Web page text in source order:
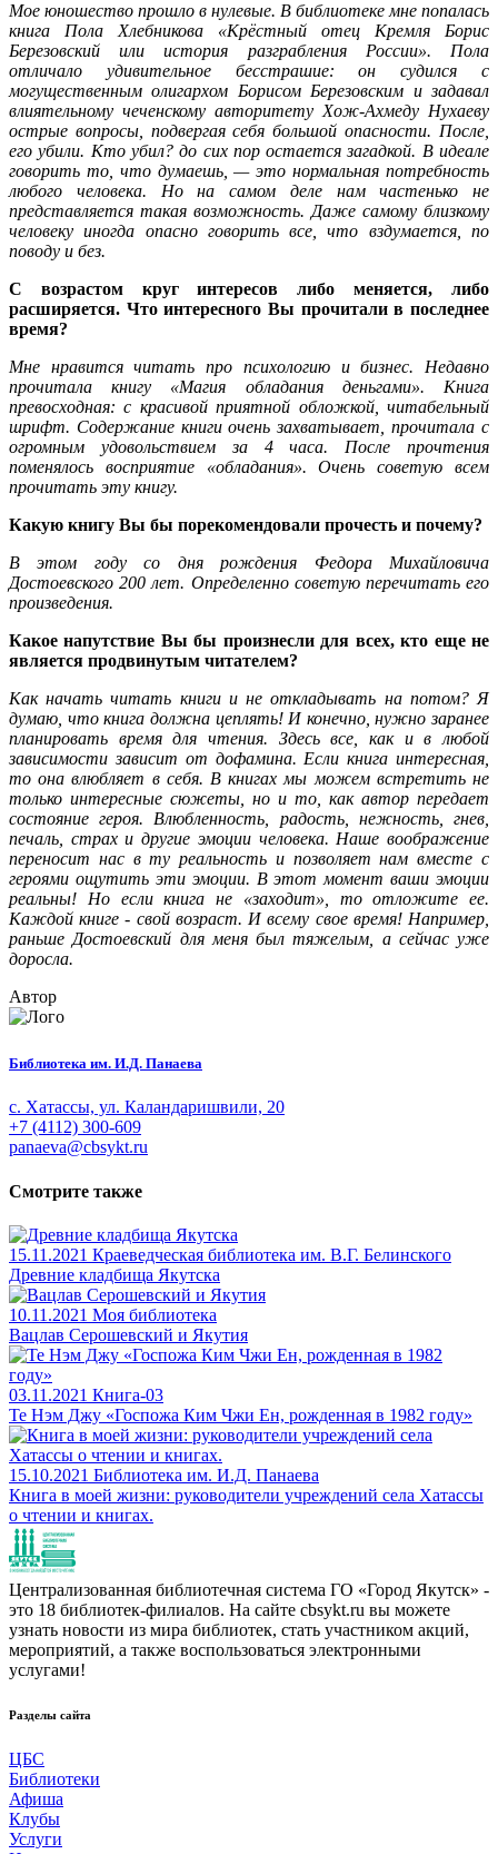
Мое юношество прошло в нулевые. В библиотеке мне попалась
книга Пола Хлебникова «Крёстный отец Кремля Борис
Березовский или история разграбления России». Пола
отличало удивительное бесстрашие: он судился с
могущественным олигархом Борисом Березовским и задавал
влиятельному чеченскому авторитету Хож-Ахмеду Нухаеву
острые вопросы, подвергая себя большой опасности. После,
его убили. Кто убил? до сих пор остается загадкой. В идеале
говорить то, что думаешь, — это нормальная потребность
любого человека. Но на самом деле нам частенько не
представляется такая возможность. Даже самому близкому
человеку иногда опасно говорить все, что вздумается, по
поводу и без.
С возрастом круг интересов либо меняется, либо
расширяется. Что интересного Вы прочитали в последнее
время?
Мне нравится читать про психологию и бизнес. Недавно
прочитала книгу «Магия обладания деньгами». Книга
превосходная: с красивой приятной обложкой, читабельный
шрифт. Содержание книги очень захватывает, прочитала с
огромным удовольствием за 4 часа. После прочтения
поменялось восприятие «обладания». Очень советую всем
прочитать эту книгу.
Какую книгу Вы бы порекомендовали прочесть и почему?
В этом году со дня рождения Федора Михайловича
Достоевского 200 лет. Определенно советую перечитать его
произведения.
Какое напутствие Вы бы произнесли для всех, кто еще не
является продвинутым читателем?
Как начать читать книги и не откладывать на потом? Я
думаю, что книга должна цеплять! И конечно, нужно заранее
планировать время для чтения. Здесь все, как и в любой
зависимости зависит от дофамина. Если книга интересная,
то она влюбляет в себя. В книгах мы можем встретить не
только интересные сюжеты, но и то, как автор передает
состояние героя. Влюбленность, радость, нежность, гнев,
печаль, страх и другие эмоции человека. Наше воображение
переносит нас в ту реальность и позволяет нам вместе с
героями ощутить эти эмоции. В этот момент ваши эмоции
реальны! Но если книга не «заходит», то отложите ее.
Каждой книге - свой возраст. И всему свое время! Например,
раньше Достоевский для меня был тяжелым, а сейчас уже
доросла.
Автор
Библиотека им. И.Д. Панаева
с. Хатассы, ул. Каландаришвили, 20
+7 (4112) 300-609
panaeva@cbsykt.ru
Смотрите также
15.11.2021 Краеведческая библиотека им. В.Г. Белинского
Древние кладбища Якутска
10.11.2021 Моя библиотека
Вацлав Серошевский и Якутия
03.11.2021 Книга-03
Те Нэм Джу «Госпожа Ким Чжи Ен, рожденная в 1982 году»
15.10.2021 Библиотека им. И.Д. Панаева
Книга в моей жизни: руководители учреждений села Хатассы
о чтении и книгах.
Централизованная библиотечная система ГО «Город Якутск» -
это 18 библиотек-филиалов. На сайте cbsykt.ru вы можете
узнать новости из мира библиотек, стать участником акций,
мероприятий, а также воспользоваться электронными
услугами!
Разделы сайта
ЦБС
Библиотеки
Афиша
Клубы
Услуги